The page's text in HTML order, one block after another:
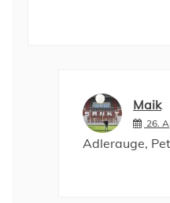
Maik
26.
Adlerauge,